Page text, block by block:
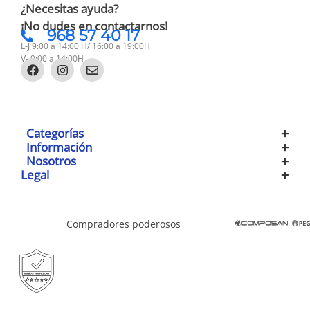
¿Necesitas ayuda?
¡No dudes en contactarnos!
968 57 40 17
L-J 9:00 a 14:00 H/ 16:00 a 19:00H
V- 9:00 a 14:00H
Categorías
Información
Nosotros
Legal
Compradores poderosos